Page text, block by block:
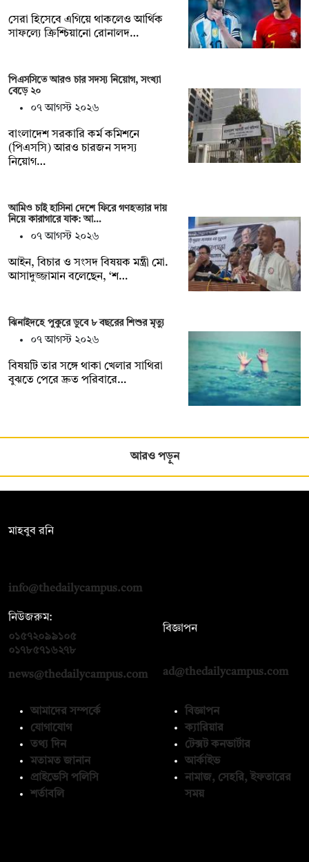
সেরা হিসেবে এগিয়ে থাকলেও আর্থিক
সাফল্যে ক্রিশ্চিয়ানো রোনালদ…
পিএসসিতে আরও চার সদস্য নিয়োগ, সংখ্যা
বেড়ে ২০
০৭ আগস্ট ২০২৬
বাংলাদেশ সরকারি কর্ম কমিশনে
(পিএসসি) আরও চারজন সদস্য
নিয়োগ…
আমিও চাই হাসিনা দেশে ফিরে গণহত্যার দায়
নিয়ে কারাগারে যাক: আ…
০৭ আগস্ট ২০২৬
আইন, বিচার ও সংসদ বিষয়ক মন্ত্রী মো.
আসাদুজ্জামান বলেছেন, ‘শ…
ঝিনাইদহে পুকুরে ডুবে ৮ বছরের শিশুর মৃত্যু
০৭ আগস্ট ২০২৬
বিষয়টি তার সঙ্গে থাকা খেলার সাথিরা
বুঝতে পেরে দ্রুত পরিবারে…
আরও পড়ুন
মাহবুব রনি
info@thedailycampus.com
নিউজরুম:
০১৫৭২০৯৯১০৫
০১৭৮৫৭১৬২৭৮
news@thedailycampus.com
বিজ্ঞাপন
ad@thedailycampus.com
আমাদের সম্পর্কে
যোগাযোগ
তথ্য দিন
মতামত জানান
প্রাইভেসি পলিসি
শর্তাবলি
বিজ্ঞাপন
ক্যারিয়ার
টেক্সট কনভার্টার
আর্কাইভ
নামাজ, সেহরি, ইফতারের
সময়